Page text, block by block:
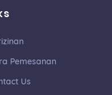
Pemesanan
Us